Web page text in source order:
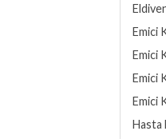
Emici
Emici
Emici
Emici
Hasta